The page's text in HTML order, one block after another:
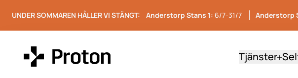
UNDER SOMMAREN HÅLLER VI STÄNGT: Anderstorp Stans 1: 6/7-31/7 Anderstorp
Tjänster